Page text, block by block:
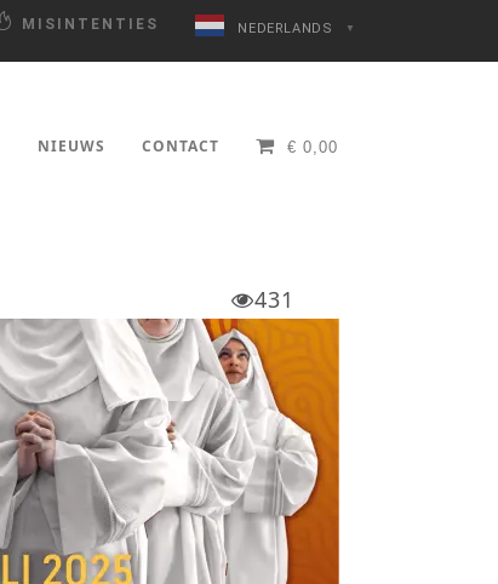
MISINTENTIES NEDERLANDS ▼
NIEUWS CONTACT € 0,00
431